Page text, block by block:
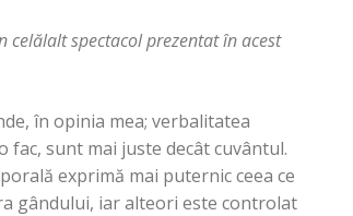
celălalt spectacol prezentat în acest
în opinia mea; verbalitatea
fac, sunt mai juste decât cuvântul.
exprimă mai puternic ceea ce
gândului, iar alteori este controlat